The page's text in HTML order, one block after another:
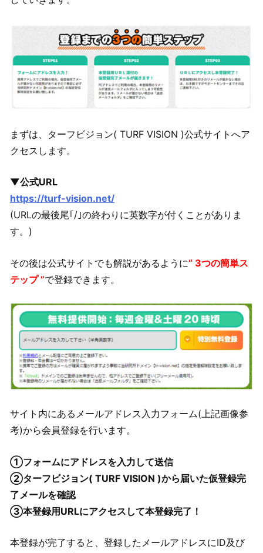
まずは、ターフビジョン( TURF VISION )公式サイトへア
クセスします。
▼公式URL
https://turf-vision.net/
(URLの最後尾｢/｣の終わりに英数字が付くことがありま
す。)
その後は公式サイトでも解説があるように“ 3つの簡単ス
テップ ”で登録できます。
サイト内にあるメールアドレス入力フォーム(上記画像参
考)から会員登録を行います。
①フォームにアドレスを入力して送信
②ターフビジョン( TURF VISION )から届いた仮登録完
了メールを確認
③本登録用URLにアクセスして本登録完了！
本登録が完了すると、登録したメールアドレスにID及び